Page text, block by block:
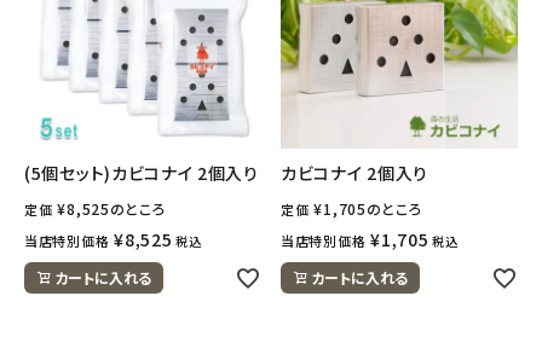
キッズ・ベビー・マタニティ
キッチン用品
フード・ドリンク
ブランド
定期購入
(5個セット)カビコナイ 2個入り
定価 ¥8,525のところ
当店特別価格 ¥8,525 税込
カートに入れる
カビコナイ 2個入り
定価 ¥1,705のところ
当店特別価格 ¥1,705 税込
カートに入れる